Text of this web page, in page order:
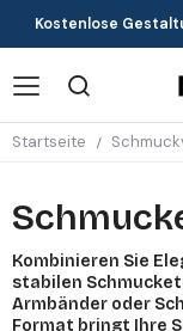
Kostenlose
Startseite
Kombinieren Sie
stabilen
Armbänder oder
Format bringt Ihre